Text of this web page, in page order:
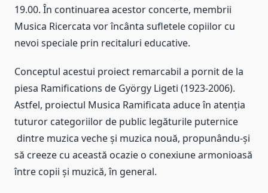
19.00. În continuarea acestor concerte, membrii
Musica Ricercata vor încânta sufletele copiilor cu
nevoi speciale prin recitaluri educative.
Conceptul acestui proiect remarcabil a pornit de la
piesa Ramifications de György Ligeti (1923-2006).
Astfel, proiectul Musica Ramificata aduce în atenția
tuturor categoriilor de public legăturile puternice
dintre muzica veche și muzica nouă, propunându-și
să creeze cu această ocazie o conexiune armonioasă
între copii și muzică, în general.